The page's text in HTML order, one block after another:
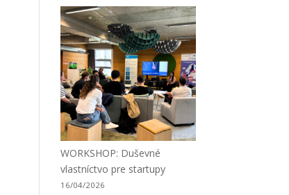
WORKSHOP: Duševné
vlastníctvo pre startupy
16/04/2026